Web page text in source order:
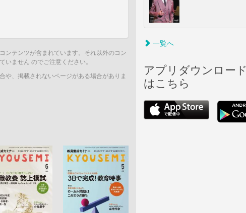
ンテンツが含まれています。それ以外のコン
いません のでご注意ください。
や、掲載されないページがある場合がありま
一覧へ
アプリダウンロード
はこちら